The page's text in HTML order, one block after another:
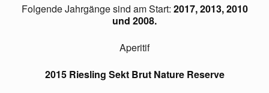
Folgende Jahrgänge sind am Start: 2017, 2013, 2010
und 2008.
Aperitif
2015 Riesling Sekt Brut Nature Reserve